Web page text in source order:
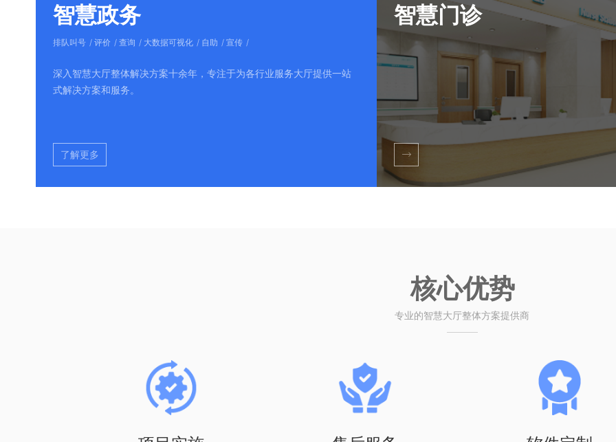
智慧政务
排队叫号 评价 查询 大数据可视化 自助 宣传
深入智慧大厅整体解决方案十余年，专注于为各行业服务大厅提供一站
式解决方案和服务。
智慧门诊
核心优势
专业的智慧大厅整体方案提供商